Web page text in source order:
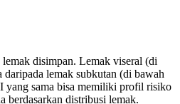
disimpan. Lemak viseral (di
daripada lemak subkutan (di bawah
yang sama bisa memiliki profil risiko
berdasarkan distribusi lemak.